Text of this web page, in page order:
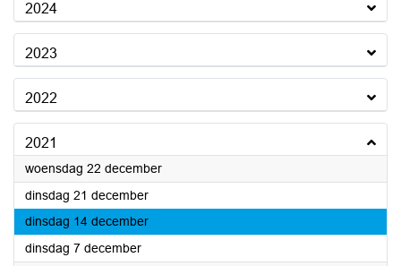
2024
2023
2022
2021
woensdag 22 december2021
dinsdag 21 december2021
dinsdag 14 december2021
dinsdag 7 december2021